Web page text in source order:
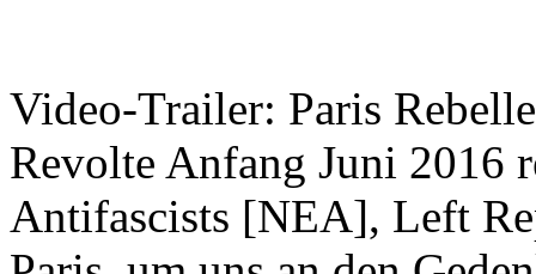
Video-Trailer: Paris
Revolte Anfang Juni 2016
Antifascists [NEA], Left